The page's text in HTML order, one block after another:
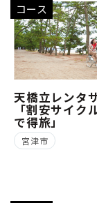
コース
天橋立レンタ
「割安サイク
で得旅」
宮津市